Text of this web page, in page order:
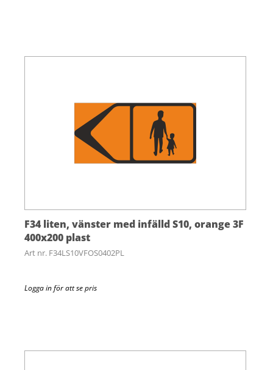
F34 liten, vänster med infälld S10, orange 3F
400x200 plast
Art nr. F34LS10VFOS0402PL
Logga in för att se pris